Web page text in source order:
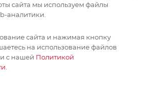
НА РАССЫЛКУ
сайта мы используем файлы
аналитики.
сайта и нажимая кнопку
на использование файлов
с нашей Политикой